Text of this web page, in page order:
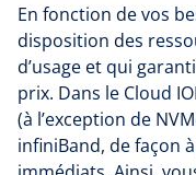
En fonction de vos
disposition des
d’usage et qui
prix. Dans le Cloud
(à l’exception de
infiniBand, de façon